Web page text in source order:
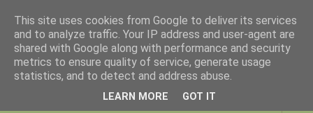
This site uses cookies from Google to deliver its services
and to analyze traffic. Your IP address and user-agent are
shared with Google along with performance and security
metrics to ensure quality of service, generate usage
statistics, and to detect and address abuse.
LEARN MORE GOT IT